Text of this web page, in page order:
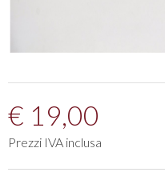
€ 19,00
Prezzi IVA inclusa